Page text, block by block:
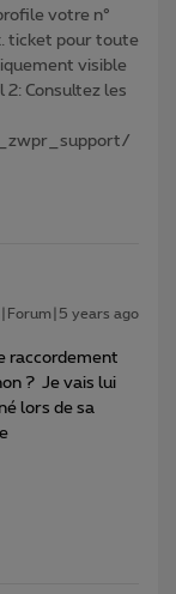
votre n°
ticket pour toute
visible
Consultez les
years ago
raccordement
? Je vais lui
lors de sa